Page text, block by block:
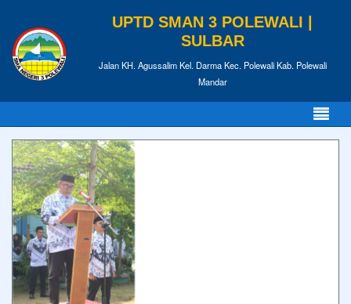
UPTD SMAN 3 POLEWALI |
SULBAR
Jalan KH. Agussalim Kel. Darma Kec. Polewali Kab. Polewali
Mandar